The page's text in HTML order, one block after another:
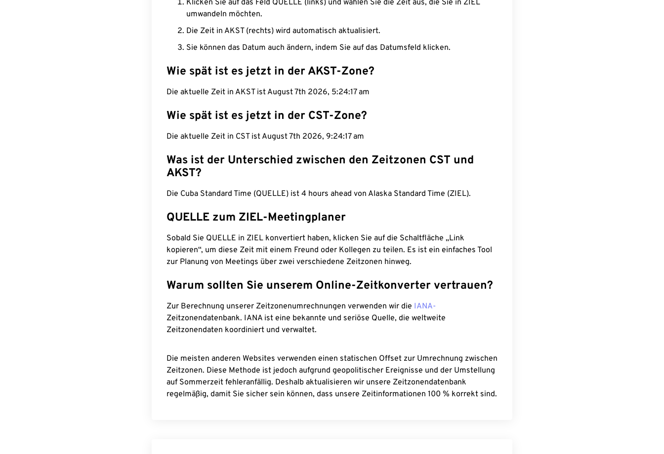
Klicken Sie auf das Feld QUELLE (links) und wählen Sie die Zeit aus, die Sie in ZIEL
umwandeln möchten.
Die Zeit in AKST (rechts) wird automatisch aktualisiert.
Sie können das Datum auch ändern, indem Sie auf das Datumsfeld klicken.
Wie spät ist es jetzt in der AKST-Zone?
Die aktuelle Zeit in AKST ist August 7th 2026, 5:24:18 am
Wie spät ist es jetzt in der CST-Zone?
Die aktuelle Zeit in CST ist August 7th 2026, 9:24:18 am
Was ist der Unterschied zwischen den Zeitzonen CST und
AKST?
Die Cuba Standard Time (QUELLE) ist 4 hours ahead von Alaska Standard Time (ZIEL).
QUELLE zum ZIEL-Meetingplaner
Sobald Sie QUELLE in ZIEL konvertiert haben, klicken Sie auf die Schaltfläche „Link
kopieren“, um diese Zeit mit einem Freund oder Kollegen zu teilen. Es ist ein einfaches Tool
zur Planung von Meetings über zwei verschiedene Zeitzonen hinweg.
Warum sollten Sie unserem Online-Zeitkonverter vertrauen?
Zur Berechnung unserer Zeitzonenumrechnungen verwenden wir die IANA-
Zeitzonendatenbank. IANA ist eine bekannte und seriöse Quelle, die weltweite
Zeitzonendaten koordiniert und verwaltet.
Die meisten anderen Websites verwenden einen statischen Offset zur Umrechnung zwischen
Zeitzonen. Diese Methode ist jedoch aufgrund geopolitischer Ereignisse und der Umstellung
auf Sommerzeit fehleranfällig. Deshalb aktualisieren wir unsere Zeitzonendatenbank
regelmäßig, damit Sie sicher sein können, dass unsere Zeitinformationen 100 % korrekt sind.